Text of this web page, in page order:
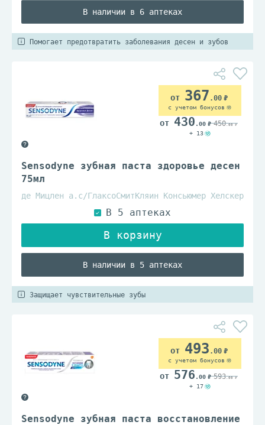
В наличии в 6 аптеках
Помогает предотвратить заболевания десен и зубов
Sensodyne зубная паста здоровье десен
75мл
де Мицлен а.с/ГлаксоСмитКляин Консьюмер Хелскер
В наличии в 5 аптеках
367 .00
с учетом бонусов
430 .00 450.00
+ 13
Защищает чувствительные зубы
Sensodyne зубная паста восстановление
493 .00
с учетом бонусов
576 .00 593.00
+ 17